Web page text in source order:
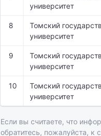
университет
8
Томский
университет
9
Томский
университет
10
Томский
университет
Если вы считаете, что
обратитесь, пожалуйста, к